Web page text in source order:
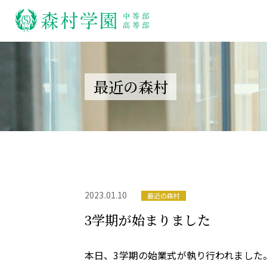
最近の森村
2023.01.10 最近の森村
3学期が始まりました
本日、3学期の始業式が執り行われました